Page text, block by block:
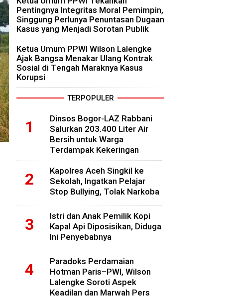
Pentingnya Integritas Moral Pemimpin,
Singgung Perlunya Penuntasan Dugaan
Kasus yang Menjadi Sorotan Publik
Ketua Umum PPWI Wilson Lalengke
Ajak Bangsa Menakar Ulang Kontrak
Sosial di Tengah Maraknya Kasus
Korupsi
TERPOPULER
Dinsos Bogor-LAZ Rabbani
Salurkan 203.400 Liter Air
Bersih untuk Warga
Terdampak Kekeringan
Kapolres Aceh Singkil ke
Sekolah, Ingatkan Pelajar
Stop Bullying, Tolak Narkoba
Istri dan Anak Pemilik Kopi
Kapal Api Diposisikan, Diduga
Ini Penyebabnya
Paradoks Perdamaian
Hotman Paris–PWI, Wilson
Lalengke Soroti Aspek
Keadilan dan Marwah Pers